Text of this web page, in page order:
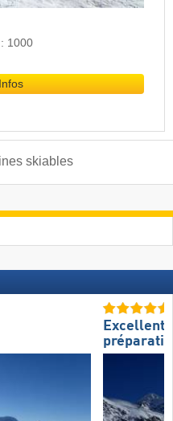
1000
Infos
skiables
Excellente